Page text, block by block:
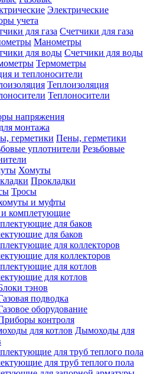
Электрические
учета
Счетчики для газа
Манометры
Счетчики для воды
Термометры
и теплоносители
Теплоизоляция
Теплоносители
напряжения
монтажа
Пены, герметики
Резьбовые
Хомуты
Прокладки
Тросы
и муфты
и комплетующие
для баков
для коллекторов
для котлов
тэнов
подводка
оборудование
контроля
Дымоходы для
для труб теплого пола